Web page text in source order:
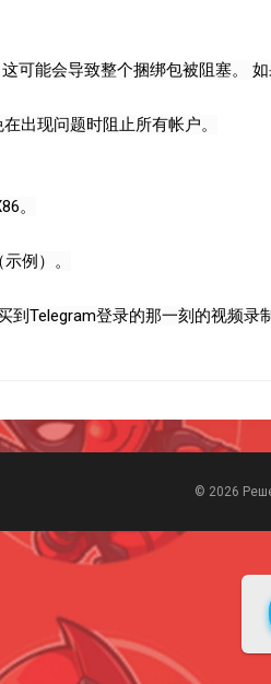
可能会导致整个捆绑包被阻塞。
出现问题时阻止所有帐户。
。
例）。
到Telegram登录的那一刻的视频录
© 2026